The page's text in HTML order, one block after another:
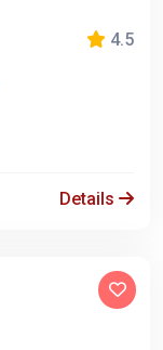
4.5
Details